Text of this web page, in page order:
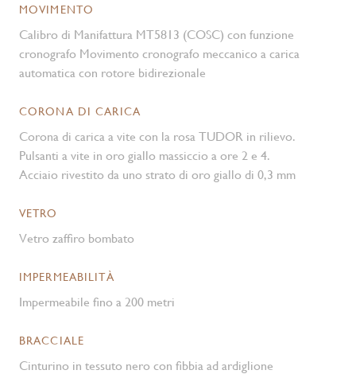
MOVIMENTO
Calibro di Manifattura MT5813 (COSC) con funzione
cronografo Movimento cronografo meccanico a carica
automatica con rotore bidirezionale
CORONA DI CARICA
Corona di carica a vite con la rosa TUDOR in rilievo.
Pulsanti a vite in oro giallo massiccio a ore 2 e 4.
Acciaio rivestito da uno strato di oro giallo di 0,3 mm
VETRO
Vetro zaffiro bombato
IMPERMEABILITÀ
Impermeabile fino a 200 metri
BRACCIALE
Cinturino in tessuto nero con fibbia ad ardiglione